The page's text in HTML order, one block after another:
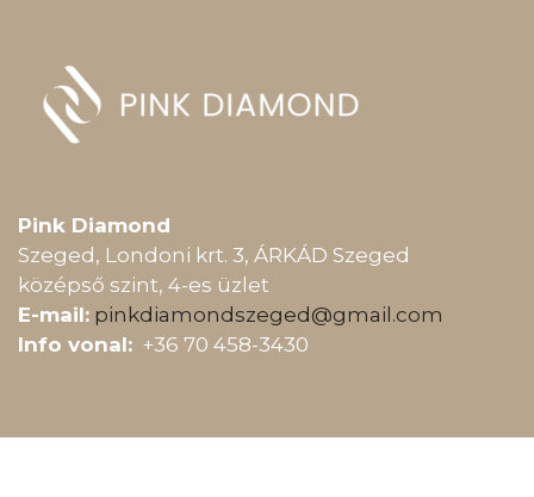
Pink Diamond
Szeged, Londoni krt. 3, ÁRKÁD Szeged
középső szint, 4-es üzlet
E-mail: pinkdiamondszeged@gmail.com
Info vonal: +36 70 458-3430